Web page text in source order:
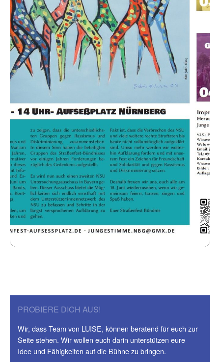
PROBIERE DICH AUS!
Wir, dass Team von LUISE, können beratend für euch zur
Seite stehen. Wir wollen euch darin unterstützen eure
Idee und Fähigkeiten auf die Bühne zu bringen.